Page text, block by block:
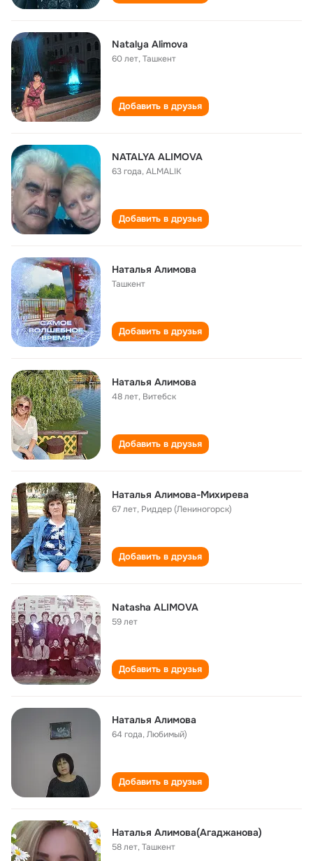
Natalya Alimova
60 лет,Ташкент
Добавить в друзья
NATALYA ALIMOVA
63 года,ALMALIK
Добавить в друзья
Наталья Алимова
Ташкент
Добавить в друзья
Наталья Алимова
48 лет, Витебск
Добавить в друзья
Наталья Алимова-Михирева
67 лет, Риддер (Лениногорск)
Добавить в друзья
Natasha ALIMOVA
59 лет
Добавить в друзья
Наталья Алимова
64 года,Любимый)
Добавить в друзья
Наталья Алимова(Агаджанова)
58 лет,Ташкент